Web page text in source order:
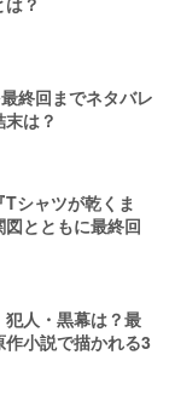
終回までネタバレ
は？
Tシャツが乾くま
とともに最終回
犯人・黒幕は？最
小説で描かれる3